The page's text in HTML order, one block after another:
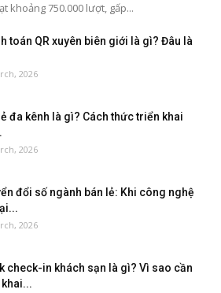
khoảng 750.000 lượt, gấp...
toán QR xuyên biên giới là gì? Đâu là
2026
đa kênh là gì? Cách thức triển khai
2026
đổi số ngành bán lẻ: Khi công nghệ
2026
check-in khách sạn là gì? Vì sao cần